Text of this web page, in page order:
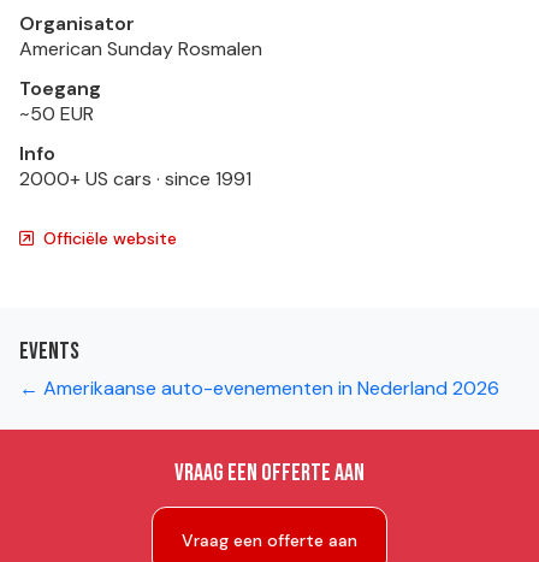
Organisator
American Sunday Rosmalen
Toegang
~50 EUR
Info
2000+ US cars · since 1991
Officiële website
Events
← Amerikaanse auto-evenementen in Nederland 2026
Vraag een offerte aan
Vraag een offerte aan